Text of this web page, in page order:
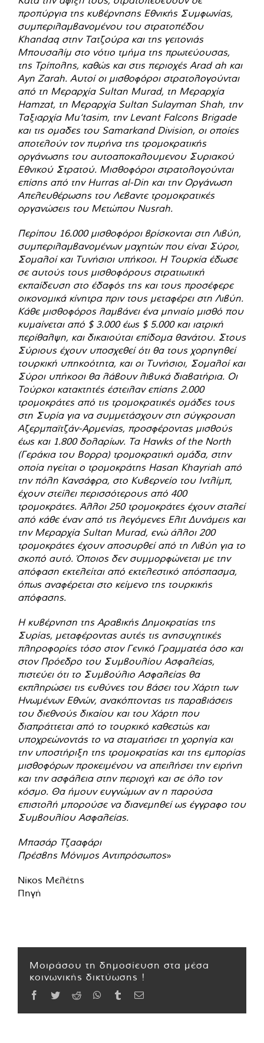
προπύργια της κυβέρνησης Εθνικής Συμφωνίας,
συμπεριλαμβανομένου του στρατοπέδου
Khandaq στην Τατζούρα και της γειτονιάς
Μπουσαλίμ στο νότιο τμήμα της πρωτεύουσας,
της Τρίπολης, καθώς και στις περιοχές Arad ah και
Ayn Zarah. Αυτοί οι μισθοφόροι στρατολογούνται
από τη Μεραρχία Sultan Murad, τη Μεραρχία
Hamzat, τη Μεραρχία Sultan Sulayman Shah, την
Ταξιαρχία Mu‘tasim, την Levant Falcons Brigade
και τις ομαδες του Samarkand Division, οι οποίες
αποτελούν τον πυρήνα της τρομοκρατικής
οργάνωσης του αυτοαποκαλουμενου Συριακού
Εθνικού Στρατού. Μισθοφόροι στρατολογούνται
επίσης από την Hurras al-Din και την Οργάνωση
Απελευθέρωσης του Λεβαντε τρομοκρατικές
οργανώσεις του Μετώπου Nusrah.
Περίπου 16.000 μισθοφόροι βρίσκονται στη Λιβύη,
συμπεριλαμβανομένων μαχητών που είναι Σύροι,
Σομαλοί και Τυνήσιοι υπήκοοι. Η Τουρκία έδωσε
σε αυτούς τους μισθοφόρους στρατιωτική
εκπαίδευση στο έδαφός της και τους προσέφερε
οικονομικά κίνητρα πριν τους μεταφέρει στη Λιβύη.
Κάθε μισθοφόρος λαμβάνει ένα μηνιαίο μισθό που
κυμαίνεται από $ 3.000 έως $ 5.000 και ιατρική
περίθαλψη, και δικαιούται επίδομα θανάτου. Στους
Σύριους έχουν υποσχεθεί ότι θα τους χορηγηθεί
τουρκική υπηκοότητα, και οι Τυνήσιοι, Σομαλοί και
Σύροι υπήκοοι θα λάβουν λιβυκά διαβατήρια. Οι
Τούρκοι κατακτητές έστειλαν επίσης 2.000
τρομοκράτες από τις τρομοκρατικές ομάδες τους
στη Συρία για να συμμετάσχουν στη σύγκρουση
Αζερμπαϊτζάν-Αρμενίας, προσφέροντας μισθούς
έως και 1.800 δολαρίων. Τα Hawks of the North
(Γεράκια του Βορρα) τρομοκρατική ομάδα, στην
οποία ηγείται ο τρομοκράτης Hasan Khayriah από
την πόλη Κανσάφρα, στο Κυβερνείο του Ιντλίμπ,
έχουν στείλει περισσότερους από 400
τρομοκράτες. Άλλοι 250 τρομοκράτες έχουν σταλεί
από κάθε έναν από τις λεγόμενες Ελιτ Δυνάμεις και
την Μεραρχία Sultan Murad, ενώ άλλοι 200
τρομοκράτες έχουν αποσυρθεί από τη Λιβύη για το
σκοπό αυτό. Όποιος δεν συμμορφώνεται με την
απόφαση εκτελείται από εκτελεστικό απόσπασμα,
όπως αναφέρεται στο κείμενο της τουρκικής
απόφασης.
Η κυβέρνηση της Αραβικής Δημοκρατίας της
Συρίας, μεταφέροντας αυτές τις ανησυχητικές
πληροφορίες τόσο στον Γενικό Γραμματέα όσο και
στον Πρόεδρο του Συμβουλίου Ασφαλείας,
πιστεύει ότι το Συμβούλιο Ασφαλείας θα
εκπληρώσει τις ευθύνες του βάσει του Χάρτη των
Ηνωμένων Εθνών, ανακόπτοντας τις παραβιάσεις
του διεθνούς δικαίου και του Χάρτη που
διαπράττεται από το τουρκικό καθεστώς και
υποχρεώνοντάς το να σταματήσει τη χορηγία και
την υποστήριξη της τρομοκρατίας και της εμπορίας
μισθοφόρων προκειμένου να απειλήσει την ειρήνη
και την ασφάλεια στην περιοχή και σε όλο τον
κόσμο. Θα ήμουν ευγνώμων αν η παρούσα
επιστολή μπορούσε να διανεμηθεί ως έγγραφο του
Συμβουλίου Ασφαλείας.
Μπασάρ Τζααφάρι
Πρέσβης Μόνιμος Αντιπρόσωπος»
Νίκος Μελέτης
Πηγή
Μοιράσου τη δημοσίευση στα μέσα
κοινωνικής δικτύωσης !
Facebook
TwitterReddit WhatsApp
TumblrEmail